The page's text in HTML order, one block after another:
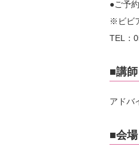
●ご予
※ビビ
TEL：
■講師
アド
■会場